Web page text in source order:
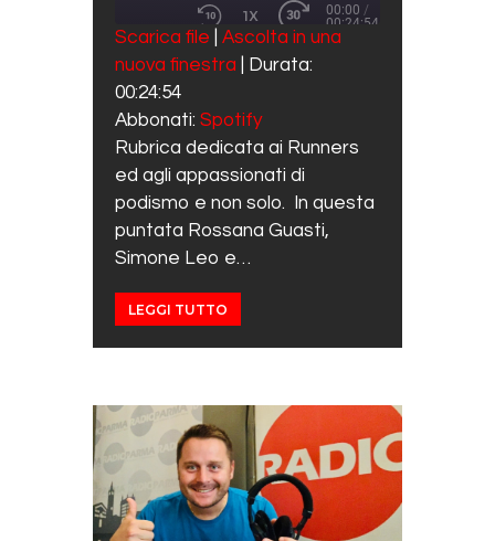
REWIND 10 SECONDS
1X
FAST FORWARD 30
00:00 /
00:24:54
SUBSCRIBE SHARE
Spotify
RSS FEED
SHARE
LINK
EMBED
Scarica file
Ascolta in una
nuova finestra
Durata:
00:24:54
Abbonati: Spotify
Rubrica dedicata ai Runners
ed agli appassionati di
podismo e non solo. In questa
puntata Rossana Guasti,
Simone Leo e…
LEGGI TUTTO